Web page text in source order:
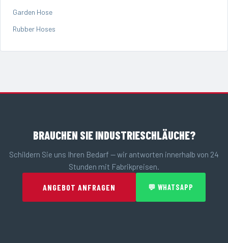
Garden Hose
Rubber Hoses
BRAUCHEN SIE INDUSTRIESCHLÄUCHE?
Schildern Sie uns Ihren Bedarf — wir antworten innerhalb von 24
Stunden mit Fabrikpreisen.
ANGEBOT ANFRAGEN 💬 WHATSAPP